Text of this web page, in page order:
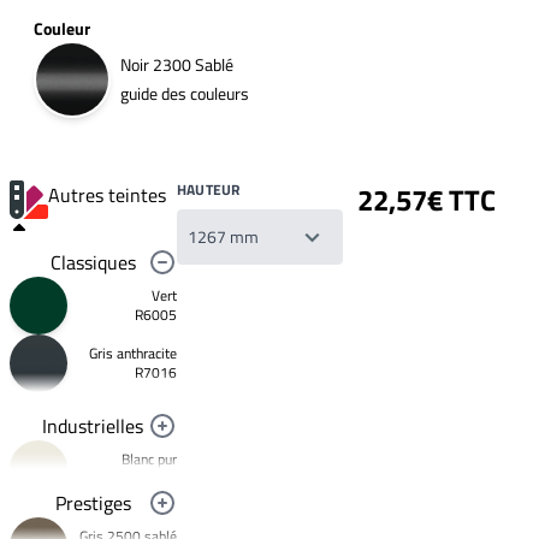
Couleur
Noir 2300 Sablé
guide des couleurs
Autres teintes
Classiques
Vert
R6005
Gris anthracite
R7016
Industrielles
Blanc pur
Noir foncé
Prestiges
HAUTEUR 22,57€ TTC
Votre
liste
souhaits
Un
produit
Créer